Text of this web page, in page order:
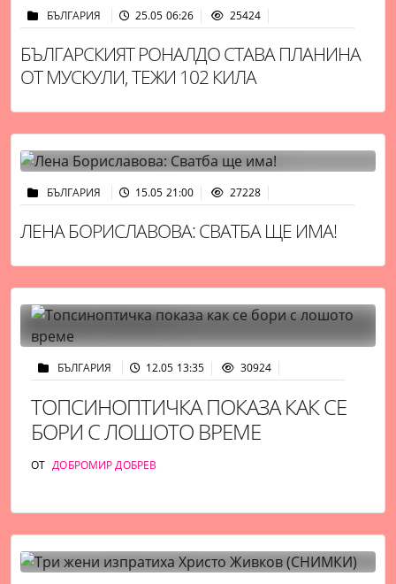
БЪЛГАРИЯ 25.05 06:26 25424
БЪЛГАРСКИЯТ РОНАЛДО СТАВА ПЛАНИНА
ОТ МУСКУЛИ, ТЕЖИ 102 КИЛА
БЪЛГАРИЯ 15.05 21:00 27228
ЛЕНА БОРИСЛАВОВА: СВАТБА ЩЕ ИМА!
БЪЛГАРИЯ 12.05 13:35 30924
ТОПСИНОПТИЧКА ПОКАЗА КАК СЕ
БОРИ С ЛОШОТО ВРЕМЕ
ОТ ДОБРОМИР ДОБРЕВ